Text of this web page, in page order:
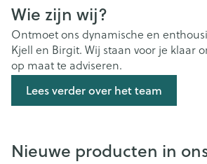
Wie zijn wij?
Ontmoet ons dynamische en
Kjell en Birgit. Wij staan voor je klaar
op maat te adviseren.
Lees verder over het team
Nieuwe producten in